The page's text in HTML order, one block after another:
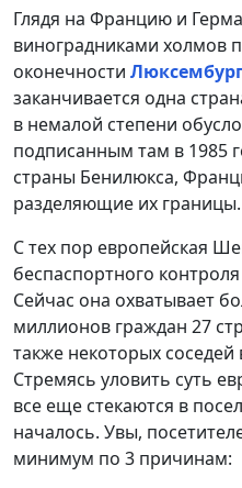
Глядя на Францию и
виноградниками холмов
оконечности
заканчивается одна
в немалой степени
подписанным там в 1985
страны Бенилюкса,
разделяющие их границы.
С тех пор европейская
беспаспортного
Сейчас она охватывает
миллионов граждан 27
также некоторых
Стремясь уловить суть
все еще стекаются в
началось. Увы,
минимум по 3 причинам: